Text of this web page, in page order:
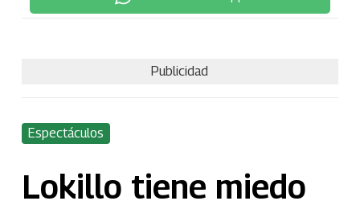
Publicidad
Espectáculos
Lokillo tiene miedo